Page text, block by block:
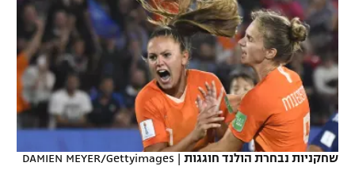
VOD
רץ ברשת
גביע המדינה
נבחרת ישראל
מכבי חיפה
בית"ר ירושלים
מכבי תל אביב
ליגה גרמנית
ליגה ספרדית
ליגה איטלקית
ליגה צרפתית
ליגה לאומית
כדורסל נשים
מכבי תל אביב
הפועל חולון
הפועל ירושלים
NBA
יורוליג
יורוקאפ
ענפים נוספים
טניס
כדוריד
כדורעף
שחקניות נבחרת הולנד חוגגות |
DAMIEN MEYER/Gettyimages